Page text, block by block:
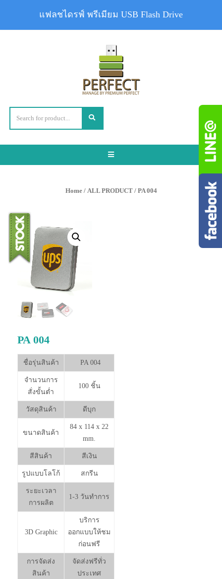
Toggle
Home/ ALL PRODUCT/ PA 004
PA 004
ชื่อรุ่นสินค้า PA 004
จำนวนการ
สั่งขั้นต่ำ
100 ชิ้น
วัสดุสินค้า ดีบุก
ขนาดสินค้า
84 x 114 x 22
mm.
สีสินค้า สีเงิน
รูปแบบโลโก้ สกรีน
ระยะเวลา
การผลิต
1-3 วันทำการ
3D Graphic
บริการ
ออกแบบให้ชม
ก่อนฟรี
การจัดส่ง
สินค้า
จัดส่งฟรีทั่ว
ประเทศ
แฟลชไดรฟ์ พรีเมียม USB Flash Drive